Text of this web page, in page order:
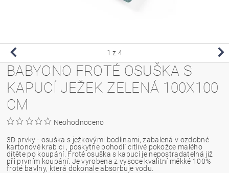
1 z 4
BABYONO FROTÉ OSUŠKA S
KAPUCÍ JEŽEK ZELENÁ 100X100
CM
Neohodnoceno
3D prvky - osuška s ježkovými bodlinami, zabalená v ozdobné
kartonové krabici , poskytne pohodlí citlivé pokožce malého
dítěte po koupání. Froté osuška s kapucí je nepostradatelná již
při prvním koupání. Je vyrobena z vysoce kvalitní měkké 100%
froté bavlny, která dokonale absorbuje vodu.